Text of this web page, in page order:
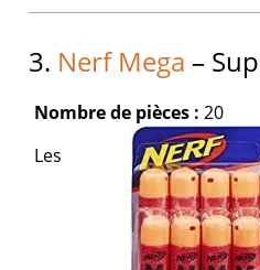
3. Nerf Mega –
Nombre de pièces : 20
Les